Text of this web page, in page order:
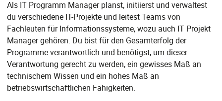
Als IT Programm Manager planst, initiierst und verwaltest
du verschiedene IT-Projekte und leitest Teams von
Fachleuten für Informationssysteme, wozu auch IT Projekt
Manager gehören. Du bist für den Gesamterfolg der
Programme verantwortlich und benötigst, um dieser
Verantwortung gerecht zu werden, ein gewisses Maß an
technischem Wissen und ein hohes Maß an
betriebswirtschaftlichen Fähigkeiten.